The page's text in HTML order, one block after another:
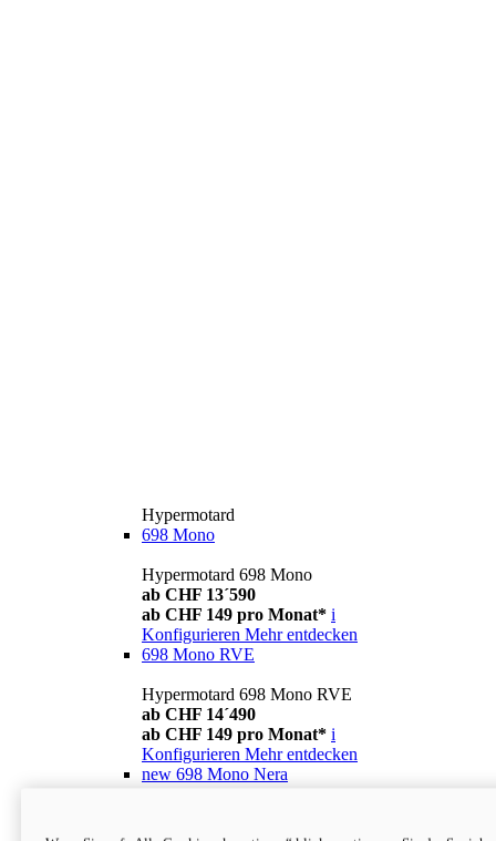
Hypermotard
698 Mono
Hypermotard 698 Mono
ab CHF 13´590
ab CHF 149 pro Monat* i
Konfigurieren Mehr entdecken
698 Mono RVE
Hypermotard 698 Mono RVE
ab CHF 14´490
ab CHF 149 pro Monat* i
Konfigurieren Mehr entdecken
new 698 Mono Nera
ab CHF 13´990